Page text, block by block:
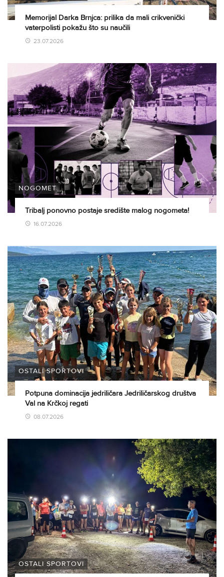
Memorijal Darka Brnjca: prilika da mali crikvenički
vaterpolisti pokažu što su naučili
23.07.2026
NOGOMET
Tribalj ponovno postaje središte malog nogometa!
16.07.2026
OSTALI SPORTOVI
Potpuna dominacija jedriličara Jedriličarskog društva
Val na Krčkoj regati
08.07.2026
OSTALI SPORTOVI